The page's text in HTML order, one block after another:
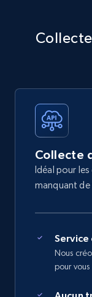
Collecte
Idéal pour
manquant
Service
Nous
pour vous